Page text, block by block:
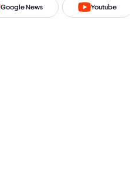
Google News Youtube